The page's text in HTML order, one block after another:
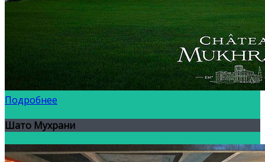
Подробнее
Шато Мухрани